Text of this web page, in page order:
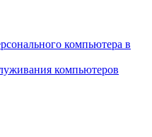
компьютера в
компьютеров